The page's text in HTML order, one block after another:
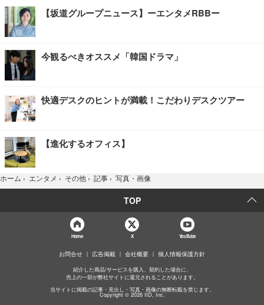
【坂道グループニュース】ーエンタメRBBー
今観るべきオススメ「韓国ドラマ」
快適デスクのヒントが満載！こだわりデスクツアー
【進化するオフィス】
ホーム › エンタメ › その他 › 記事 › 写真・画像
TOP
Home X YouTube
お問合せ 広告掲載 会社概要 個人情報保護方針
紹介した商品/サービスを購入、契約した場合に、
売上の一部が弊社サイトに還元されることがあります。
当サイトに掲載の記事・見出し・写真・画像の無断転載を禁じます。
Copyright © 2026 IID, Inc.